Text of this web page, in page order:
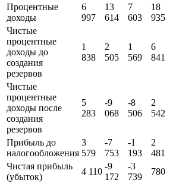
Процентные
доходы
6
997
13
614
7
603
18
935
Чистые
процентные
доходы до
создания
резервов
1
838
2
505
1
569
6
841
Чистые
процентные
доходы поcле
создания
резервов
5
283
-9
068
-8
506
2
542
Прибыль до
налогообложения
3
579
-7
753
-1
193
2
481
Чистая прибыль
(убыток)
4 110
-9
172
-3
739
780